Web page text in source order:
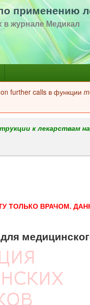
применению
в журнале Медикал
further calls в функции
к лекарствам
ТОЛЬКО ВРАЧОМ.